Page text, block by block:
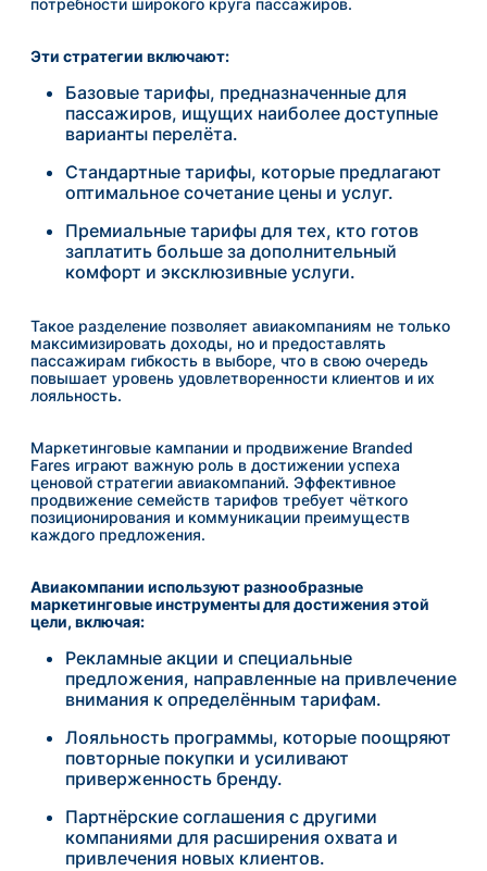
потребности широкого круга пассажиров.
Эти стратегии включают:
Базовые тарифы, предназначенные для
пассажиров, ищущих наиболее доступные
варианты перелёта.
Стандартные тарифы, которые предлагают
оптимальное сочетание цены и услуг.
Премиальные тарифы для тех, кто готов
заплатить больше за дополнительный
комфорт и эксклюзивные услуги.
Такое разделение позволяет авиакомпаниям не только
максимизировать доходы, но и предоставлять
пассажирам гибкость в выборе, что в свою очередь
повышает уровень удовлетворенности клиентов и их
лояльность.
Маркетинговые кампании и продвижение Branded
Fares играют важную роль в достижении успеха
ценовой стратегии авиакомпаний. Эффективное
продвижение семейств тарифов требует чёткого
позиционирования и коммуникации преимуществ
каждого предложения.
Авиакомпании используют разнообразные
маркетинговые инструменты для достижения этой
цели, включая:
Рекламные акции и специальные
предложения, направленные на привлечение
внимания к определённым тарифам.
Лояльность программы, которые поощряют
повторные покупки и усиливают
приверженность бренду.
Партнёрские соглашения с другими
компаниями для расширения охвата и
привлечения новых клиентов.